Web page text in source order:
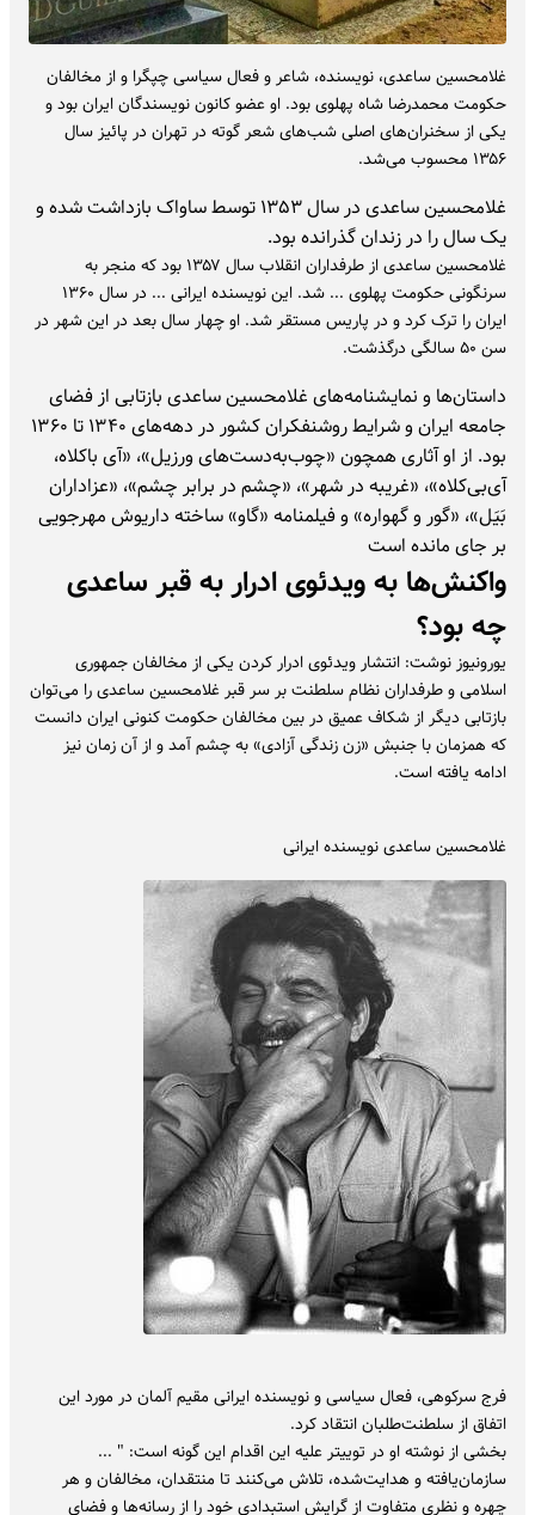
غلامحسین ساعدی، نویسنده، شاعر و فعال سیاسی چپگرا و از مخالفان
حکومت محمدرضا شاه پهلوی بود. او عضو کانون نویسندگان ایران بود و
یکی از سخنران‌های اصلی شب‌های شعر گوته در تهران در پائیز سال
۱۳۵۶ محسوب می‌شد.
غلامحسین ساعدی در سال ۱۳۵۳ توسط ساواک بازداشت شده و
یک سال را در زندان گذرانده بود.
غلامحسین ساعدی از طرفداران انقلاب سال ۱۳۵۷ بود که منجر به
سرنگونی حکومت پهلوی ... شد. این نویسنده ایرانی ... در سال ۱۳۶۰
ایران را ترک کرد و در پاریس مستقر شد. او چهار سال بعد در این شهر در
سن ۵۰ سالگی درگذشت.
داستان‌ها و نمایشنامه‌های غلامحسین ساعدی بازتابی از فضای
جامعه ایران و شرایط روشنفکران کشور در دهه‌های ۱۳۴۰ تا ۱۳۶۰
بود. از او آثاری همچون «چوب‌به‌دست‌های ورزیل»، «آی باکلاه،
آی‌بی‌کلاه»، «غریبه در شهر»، «چشم در برابر چشم»، «عزاداران
بَیَل»، «گور و گهواره» و فیلمنامه «گاو» ساخته داریوش مهرجویی
بر جای مانده است
واکنش‌ها به ویدئوی ادرار به قبر ساعدی
چه بود؟
یورونیوز نوشت: انتشار ویدئوی ادرار کردن یکی از مخالفان جمهوری
اسلامی و طرفداران نظام سلطنت بر سر قبر غلامحسین ساعدی را می‌توان
بازتابی دیگر از شکاف عمیق در بین مخالفان حکومت کنونی ایران دانست
که همزمان با جنبش «زن زندگی آزادی» به چشم آمد و از آن زمان نیز
ادامه یافته است.
غلامحسین ساعدی نویسنده ایرانی
فرج سرکوهی، فعال سیاسی و نویسنده ایرانی مقیم آلمان در مورد این
اتفاق از سلطنت‌طلبان انتقاد کرد.
بخشی از نوشته او در توییتر علیه این اقدام این گونه است: " ...
سازمان‌یافته و هدایت‌شده، تلاش می‌کنند تا منتقدان، مخالفان و هر
چهره و نظری متفاوت از گرایشِ استبدادی خود را از رسانه‌ها و فضای